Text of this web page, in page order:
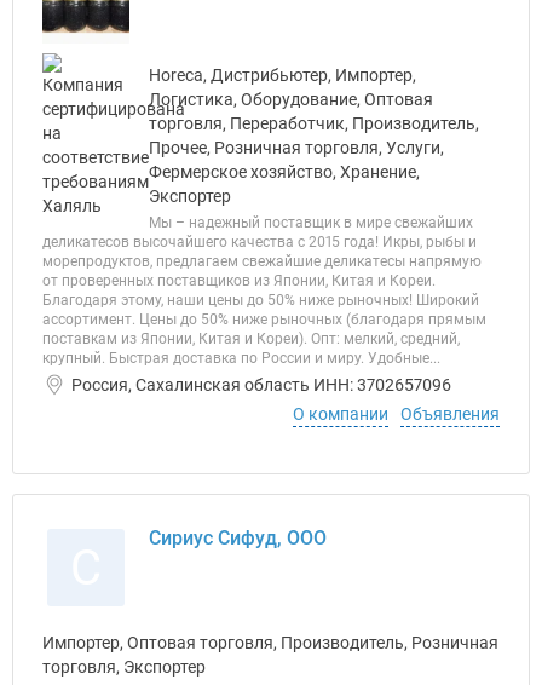
Horeca, Дистрибьютер, Импортер,
Логистика, Оборудование, Оптовая
торговля, Переработчик, Производитель,
Прочее, Розничная торговля, Услуги,
Фермерское хозяйство, Хранение,
Экспортер
Мы – надежный поставщик в мире свежайших
деликатесов высочайшего качества с 2015 года! Икры, рыбы и
морепродуктов, предлагаем свежайшие деликатесы напрямую
от проверенных поставщиков из Японии, Китая и Кореи.
Благодаря этому, наши цены до 50% ниже рыночных! Широкий
ассортимент. Цены до 50% ниже рыночных (благодаря прямым
поставкам из Японии, Китая и Кореи). Опт: мелкий, средний,
крупный. Быстрая доставка по России и миру. Удобные...
Россия, Сахалинская область ИНН: 3702657096
О компании
Объявления
Сириус Сифуд, ООО
Импортер, Оптовая торговля, Производитель, Розничная
торговля, Экспортер